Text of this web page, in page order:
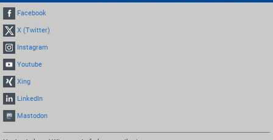
Facebook
X (Twitter)
Instagram
Youtube
Xing
LinkedIn
Mastodon